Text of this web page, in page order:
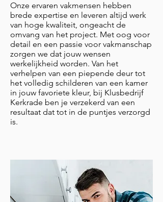
Onze ervaren vakmensen hebben
brede expertise en leveren altijd werk
van hoge kwaliteit, ongeacht de
omvang van het project. Met oog voor
detail en een passie voor vakmanschap
zorgen we dat jouw wensen
werkelijkheid worden. Van het
verhelpen van een piepende deur tot
het volledig schilderen van een kamer
in jouw favoriete kleur, bij Klusbedrijf
Kerkrade ben je verzekerd van een
resultaat dat tot in de puntjes verzorgd
is.